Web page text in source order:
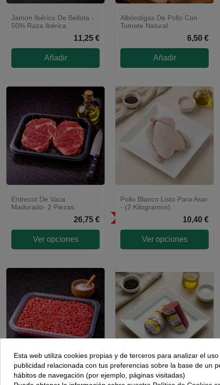
NUEVO
Jamón Ibérico De Bellota -
50% Raza Ibérica
11,25 €
Añadir
CALENTAR Y LISTO
Albóndigas De Pollo Con
Tomate Natural
6,50 €
Añadir
Entrecot De Vaca
Madurado- 2 Piezas
26,75 €
Ver opciones
Pollo Blanco Listo Para Asar
- (2 Kilogramos)
10,40 €
Ver opciones
ENVÍO 48H
Carne Picada De Ternera
Sangre - (500 Gramos
Esta web utiliza cookies propias y de terceros para analizar el
publicidad relacionada con tus preferencias sobre la base de un
hábitos de navegación (por ejemplo, páginas visitadas)